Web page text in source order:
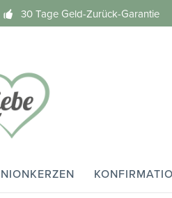
30 Tage Geld-Zurück-Garantie